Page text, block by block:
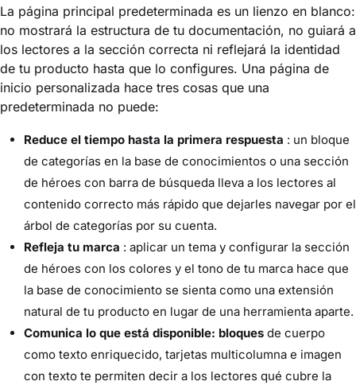
La página principal predeterminada es un lienzo en blanco:
no mostrará la estructura de tu documentación, no guiará a
los lectores a la sección correcta ni reflejará la identidad
de tu producto hasta que lo configures. Una página de
inicio personalizada hace tres cosas que una
predeterminada no puede:
Reduce el tiempo hasta la primera respuesta : un bloque
de categorías en la base de conocimientos o una sección
de héroes con barra de búsqueda lleva a los lectores al
contenido correcto más rápido que dejarles navegar por el
árbol de categorías por su cuenta.
Refleja tu marca : aplicar un tema y configurar la sección
de héroes con los colores y el tono de tu marca hace que
la base de conocimiento se sienta como una extensión
natural de tu producto en lugar de una herramienta aparte.
Comunica lo que está disponible: bloques de cuerpo
como texto enriquecido, tarjetas multicolumna e imagen
con texto te permiten decir a los lectores qué cubre la